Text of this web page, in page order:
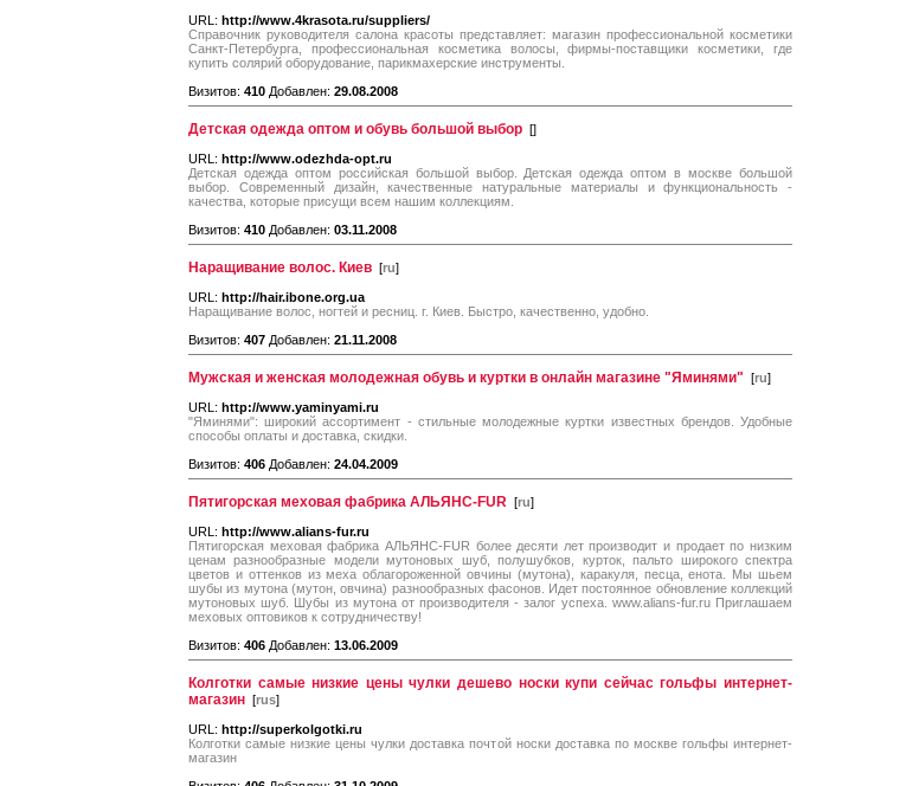
URL: http://www.4krasota.ru/suppliers/
Справочник руководителя салона красоты представляет: магазин профессиональной косметики
Санкт-Петербурга, профессиональная косметика волосы, фирмы-поставщики косметики, где
купить солярий оборудование, парикмахерские инструменты.
Визитов: 410 Добавлен: 29.08.2008
Детская одежда оптом и обувь большой выбор []
URL: http://www.odezhda-opt.ru
Детская одежда оптом российская большой выбор. Детская одежда оптом в москве большой
выбор. Современный дизайн, качественные натуральные материалы и функциональность -
качества, которые присущи всем нашим коллекциям.
Визитов: 410 Добавлен: 03.11.2008
Наращивание волос. Киев [ru]
URL: http://hair.ibone.org.ua
Наращивание волос, ногтей и ресниц. г. Киев. Быстро, качественно, удобно.
Визитов: 407 Добавлен: 21.11.2008
Мужская и женская молодежная обувь и куртки в онлайн магазине "Яминями" [ru]
URL: http://www.yaminyami.ru
"Яминями": широкий ассортимент - стильные молодежные куртки известных брендов. Удобные
способы оплаты и доставка, скидки.
Визитов: 406 Добавлен: 24.04.2009
Пятигорская меховая фабрика АЛЬЯНС-FUR [ru]
URL: http://www.alians-fur.ru
Пятигорская меховая фабрика АЛЬЯНС-FUR более десяти лет производит и продает по низким
ценам разнообразные модели мутоновых шуб, полушубков, курток, пальто широкого спектра
цветов и оттенков из меха облагороженной овчины (мутона), каракуля, песца, енота. Мы шьем
шубы из мутона (мутон, овчина) разнообразных фасонов. Идет постоянное обновление коллекций
мутоновых шуб. Шубы из мутона от производителя - залог успеха. www.alians-fur.ru Приглашаем
меховых оптовиков к сотрудничеству!
Визитов: 406 Добавлен: 13.06.2009
Колготки самые низкие цены чулки дешево носки купи сейчас гольфы интернет-
магазин [rus]
URL: http://superkolgotki.ru
Колготки самые низкие цены чулки доставка почтой носки доставка по москве гольфы интернет-
магазин